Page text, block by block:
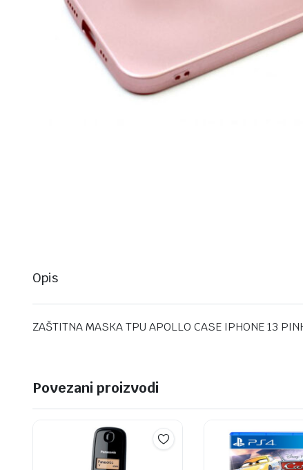
Opis
ZAŠTITNA MASKA TPU APOLLO CASE IPHONE 13
Povezani proizvodi